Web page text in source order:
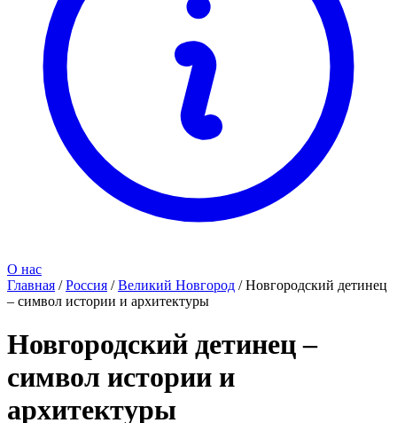
О нас
Главная /Россия /Великий Новгород /Новгородский детинец
– символ истории и архитектуры
Новгородский детинец –
символ истории и
архитектуры